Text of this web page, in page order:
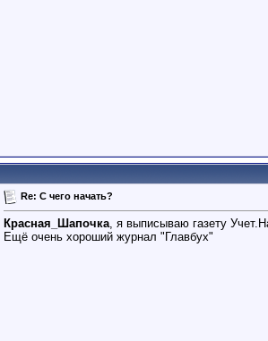
Re: C чего начать?
Красная_Шапочка, я выписываю газету
Ещё очень хороший журнал "Главбух"